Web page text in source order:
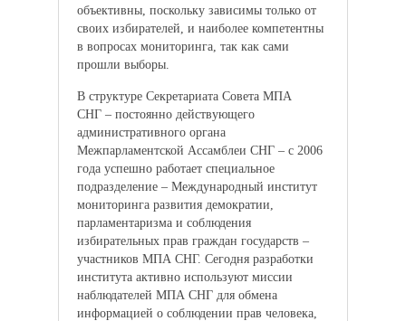
объективны, поскольку зависимы только от
своих избирателей, и наиболее компетентны
в вопросах мониторинга, так как сами
прошли выборы.
В структуре Секретариата Совета МПА
СНГ – постоянно действующего
административного органа
Межпарламентской Ассамблеи СНГ – с 2006
года успешно работает специальное
подразделение – Международный институт
мониторинга развития демократии,
парламентаризма и соблюдения
избирательных прав граждан государств –
участников МПА СНГ. Сегодня разработки
института активно используют миссии
наблюдателей МПА СНГ для обмена
информацией о соблюдении прав человека,